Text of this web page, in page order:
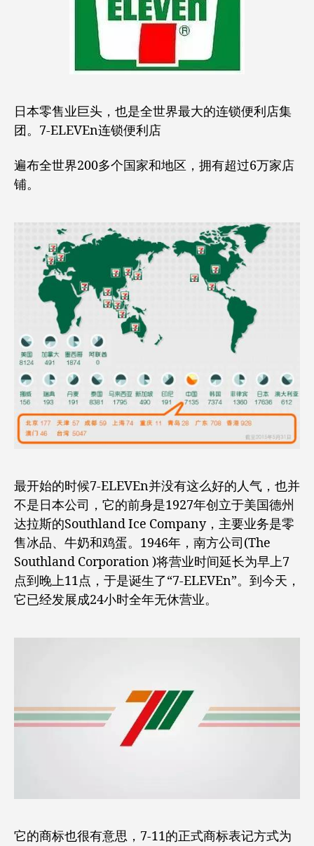
日本零售业巨头，也是全世界最大的连锁便利店集
团。7-ELEVEn连锁便利店
遍布全世界200多个国家和地区，拥有超过6万家店
铺。
最开始的时候7-ELEVEn并没有这么好的人气，也并
不是日本公司，它的前身是1927年创立于美国德州
达拉斯的Southland Ice Company，主要业务是零
售冰品、牛奶和鸡蛋。1946年，南方公司(The
Southland Corporation )将营业时间延长为早上7
点到晚上11点，于是诞生了“7-ELEVEn”。到今天，
它已经发展成24小时全年无休营业。
它的商标也很有意思，7-11的正式商标表记方式为